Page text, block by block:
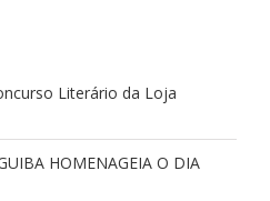
Literário da Loja
HOMENAGEIA O DIA